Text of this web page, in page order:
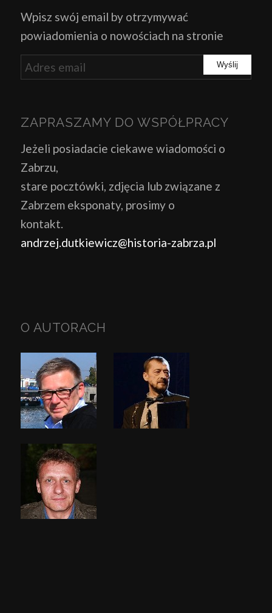
Wpisz swój email by otrzymywać
powiadomienia o nowościach na stronie
ZAPRASZAMY DO WSPÓŁPRACY
Jeżeli posiadacie ciekawe wiadomości o
Zabrzu,
stare pocztówki, zdjęcia lub związane z
Zabrzem eksponaty, prosimy o
kontakt.
andrzej.dutkiewicz@historia-zabrza.pl
O AUTORACH